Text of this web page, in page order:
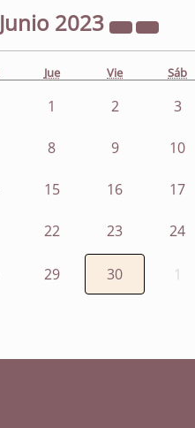
Junio 2023
Jue Vie Sáb
1 2 3
8 9 10
15 16 17
22 23 24
29 30 1